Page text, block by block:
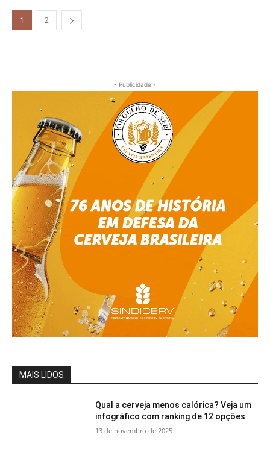
1 2
- Publicidade -
MAIS LIDOS
Qual a cerveja menos calórica? Veja um
infográfico com ranking de 12 opções
13 de novembro de 2025